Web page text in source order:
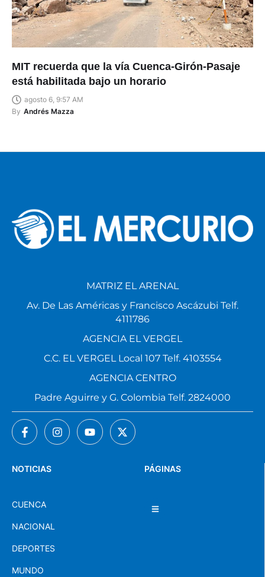
MIT recuerda que la vía Cuenca-Girón-Pasaje
está habilitada bajo un horario
agosto 6, 9:57 AM
By Andrés Mazza
PÁGINAS
NOTICIAS
CUENCA
NACIONAL
DEPORTES
MUNDO
MATRIZ EL ARENAL
Av. De Las Américas y Francisco Ascázubi Telf.
4111786
AGENCIA EL VERGEL
C.C. EL VERGEL Local 107 Telf. 4103554
AGENCIA CENTRO
Padre Aguirre y G. Colombia Telf. 2824000